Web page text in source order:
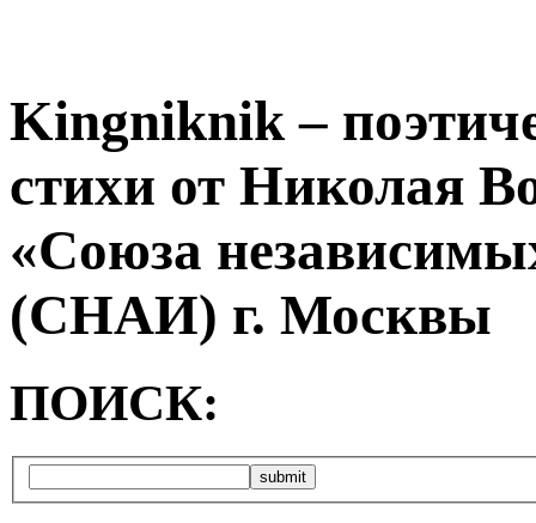
Kingniknik –
стихи от Николая
«Союза
(СНАИ) г. Москвы
ПОИСК: